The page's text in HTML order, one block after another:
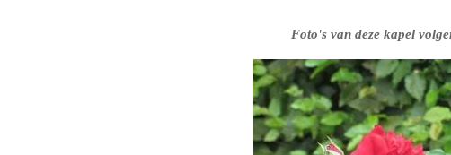
Foto's van deze kapel